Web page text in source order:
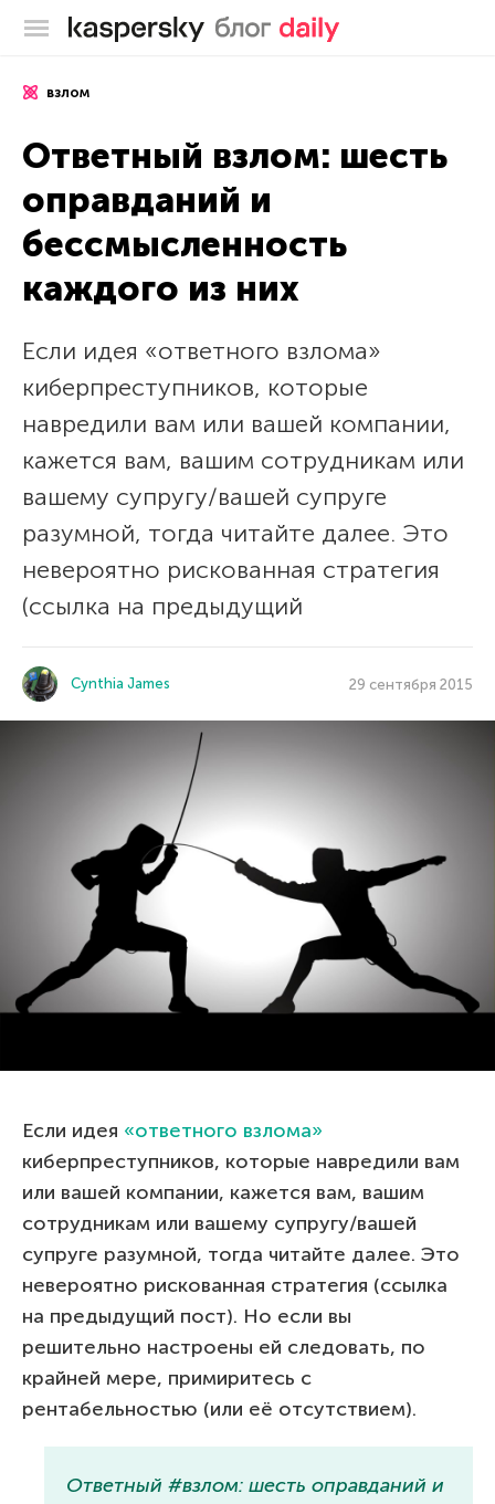
Блог Касперского
взлом
Ответный взлом: шесть
оправданий и
бессмысленность
каждого из них
Если идея «ответного взлома»
киберпреступников, которые
навредили вам или вашей компании,
кажется вам, вашим сотрудникам или
вашему супругу/вашей супруге
разумной, тогда читайте далее. Это
невероятно рискованная стратегия
(ссылка на предыдущий
Cynthia James 29 сентября 2015
Если идея «ответного взлома»
киберпреступников, которые навредили вам
или вашей компании, кажется вам, вашим
сотрудникам или вашему супругу/вашей
супруге разумной, тогда читайте далее. Это
невероятно рискованная стратегия (ссылка
на предыдущий пост). Но если вы
решительно настроены ей следовать, по
крайней мере, примиритесь с
рентабельностью (или её отсутствием).
Ответный #взлом: шесть оправданий и